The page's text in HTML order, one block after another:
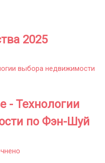
2025
- Технологии
по Фэн-Шуй